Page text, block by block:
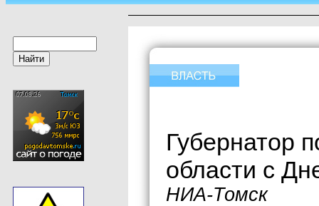
Губернатор
области с
НИА-Томск